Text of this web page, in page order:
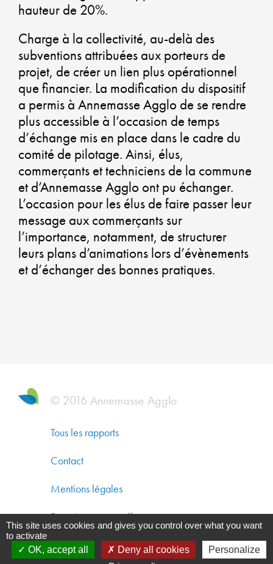
hauteur de 20%.
Charge à la collectivité, au-delà des
subventions attribuées aux porteurs de
projet, de créer un lien plus opérationnel
que financier. La modification du dispositif
a permis à Annemasse Agglo de se rendre
plus accessible à l’occasion de temps
d’échange mis en place dans le cadre du
comité de pilotage. Ainsi, élus,
commerçants et techniciens de la commune
et d’Annemasse Agglo ont pu échanger.
L’occasion pour les élus de faire passer leur
message aux commerçants sur
l’importance, notamment, de structurer
leurs plans d’animations lors d’évènements
et d’échanger des bonnes pratiques.
© 2016 Annemasse Agglo
Tous les rapports
Contact
Mentions légales
Données personnelles
Gestion des cookies
This site uses cookies and gives you control over what you want
to activate
OK, accept all
Deny all cookies
Personalize